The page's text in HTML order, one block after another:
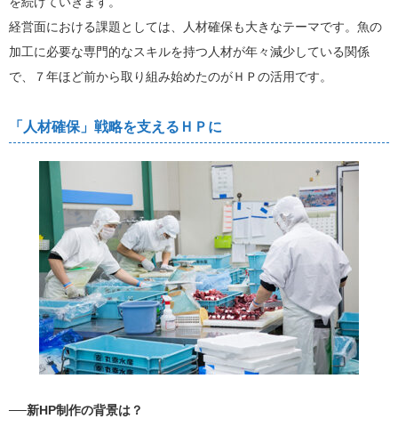
経営面における課題としては、人材確保も大きなテーマです。魚の
加工に必要な専門的なスキルを持つ人材が年々減少している関係
で、７年ほど前から取り組み始めたのがＨＰの活用です。
「人材確保」戦略を支えるＨＰに
──新HP制作の背景は？